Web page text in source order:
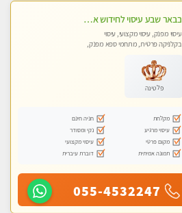
בבאר שבע עיסוי לחידוש אנרגיות עיסוי חלומי מומלץ מאוד פרטי!! ללא מין !!
עיסוי מפנק, עיסוי מקצועי, עיסוי
בקלניקה פרטית, מתחמי ספא מפנק,
פלטינה
מקלחת
חניה חינם
עיסוי מרגיע
נקי ומסודר
מקום פרטי
עיסוי מקצועי
תמונה אמיתית
דוברת עיברית
055-4532247